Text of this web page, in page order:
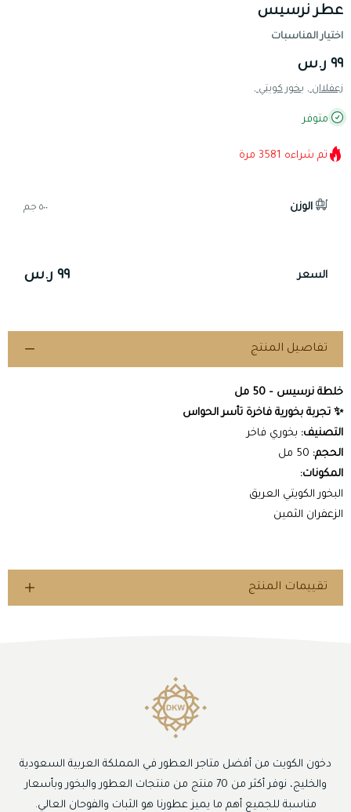
عطر نرسيس
اختيار المناسبات
٩٩ ر.س
زعفلاان , بخور كويتي ,
متوفر
تم شراءه 3581 مرة
الوزن ٥٠٠ جم
السعر ٩٩ ر.س
تفاصيل المنتج
خلطة نرسيس – 50 مل
✨ تجربة بخورية فاخرة تأسر الحواس
التصنيف: بخوري فاخر
الحجم:
المكونات:
البخور الكويتي العريق
الزعفران الثمين
تقييمات المنتج
دخون الكويت من أفضل متاجر العطور في المملكة العربية السعودية
والخليج، نوفر أكثر من 70 منتج من منتجات العطور والبخور وبأسعار
مناسبة للجميع أهم ما يميز عطورنا هو الثبات والفوحان العالي.